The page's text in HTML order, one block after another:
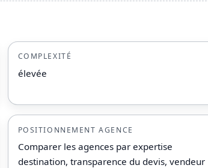
COMPLEXITÉ
élevée
POSITIONNEMENT AGENCE
Comparer les agences par expertise
destination, transparence du devis, vendeur